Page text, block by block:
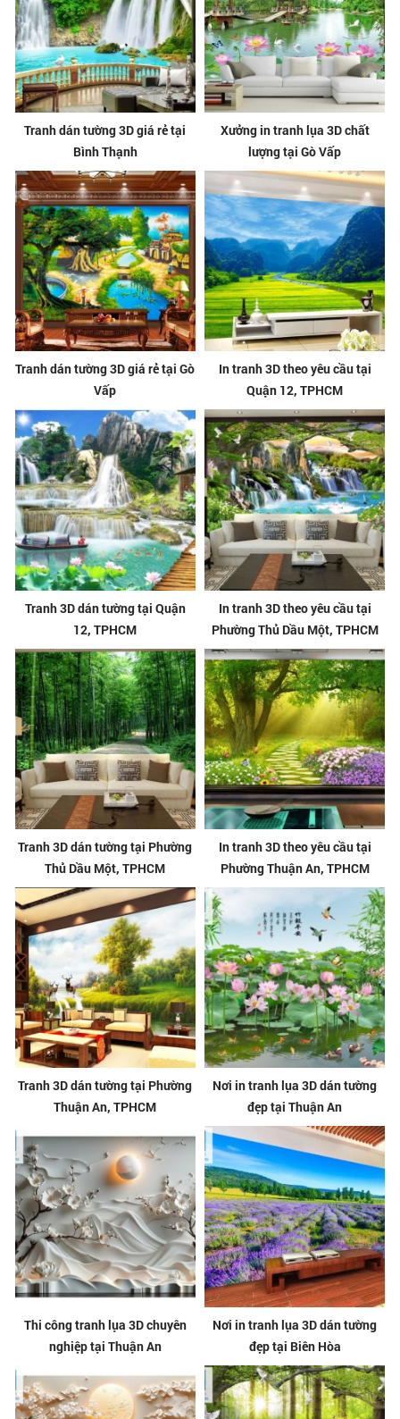
Tranh dán tường 3D giá rẻ tại
Bình Thạnh
Xưởng in tranh lụa 3D chất
lượng tại Gò Vấp
Tranh dán tường 3D giá rẻ tại Gò
Vấp
In tranh 3D theo yêu cầu tại
Quận 12, TPHCM
Tranh 3D dán tường tại Quận
12, TPHCM
In tranh 3D theo yêu cầu tại
Phường Thủ Dầu Một, TPHCM
Tranh 3D dán tường tại Phường
Thủ Dầu Một, TPHCM
In tranh 3D theo yêu cầu tại
Phường Thuận An, TPHCM
Tranh 3D dán tường tại Phường
Thuận An, TPHCM
Nơi in tranh lụa 3D dán tường
đẹp tại Thuận An
Thi công tranh lụa 3D chuyên
nghiệp tại Thuận An
Nơi in tranh lụa 3D dán tường
đẹp tại Biên Hòa